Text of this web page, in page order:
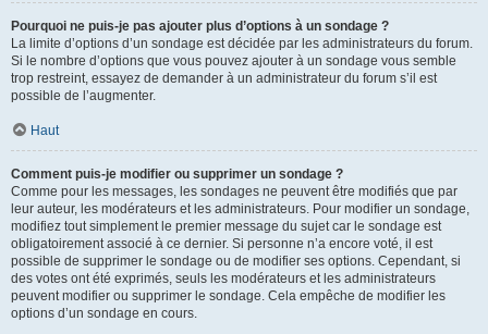
Pourquoi ne puis-je pas ajouter plus d’options à un sondage ?
La limite d’options d’un sondage est décidée par les administrateurs du forum.
Si le nombre d’options que vous pouvez ajouter à un sondage vous semble
trop restreint, essayez de demander à un administrateur du forum s’il est
possible de l’augmenter.
Haut
Comment puis-je modifier ou supprimer un sondage ?
Comme pour les messages, les sondages ne peuvent être modifiés que par
leur auteur, les modérateurs et les administrateurs. Pour modifier un sondage,
modifiez tout simplement le premier message du sujet car le sondage est
obligatoirement associé à ce dernier. Si personne n’a encore voté, il est
possible de supprimer le sondage ou de modifier ses options. Cependant, si
des votes ont été exprimés, seuls les modérateurs et les administrateurs
peuvent modifier ou supprimer le sondage. Cela empêche de modifier les
options d’un sondage en cours.